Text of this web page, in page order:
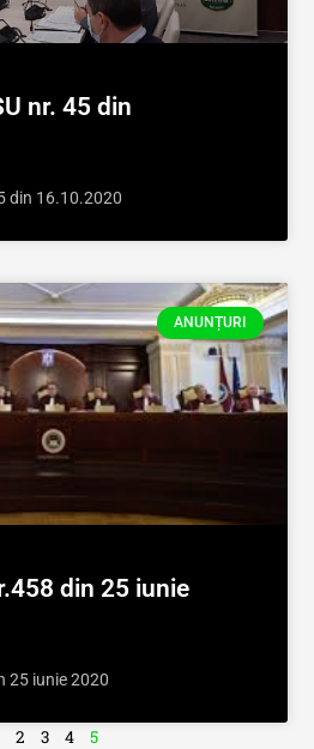
nr. 45 din
din 16.10.2020
ANUNȚURI
din 25 iunie
25 iunie 2020
2 3 4 5